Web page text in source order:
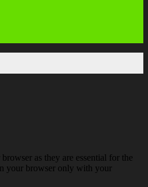
as they are essential for the
your browser only with your